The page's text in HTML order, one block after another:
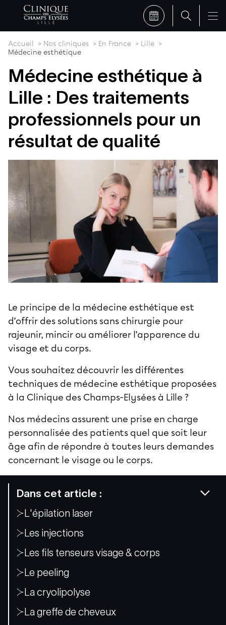
Accueil Nos cliniques En France
Lille
Médecine esthétique
Médecine esthétique à
Lille : Des traitements
professionnels pour un
résultat de qualité
Dans cet article :
L'épilation laser
Les injections
Les fils tenseurs visage & corps
Le peeling
La cryolipolyse
La greffe de cheveux
Le principe de la médecine esthétique est
d’offrir des solutions sans chirurgie pour
rajeunir, mincir ou améliorer l’apparence du
visage et du corps.
Vous souhaitez découvrir les différentes
techniques de médecine esthétique proposées
à la Clinique des Champs-Elysées à Lille ?
Nos médecins assurent une prise en charge
personnalisée des patients quel que soit leur
âge afin de répondre à toutes leurs demandes
concernant le visage ou le corps.